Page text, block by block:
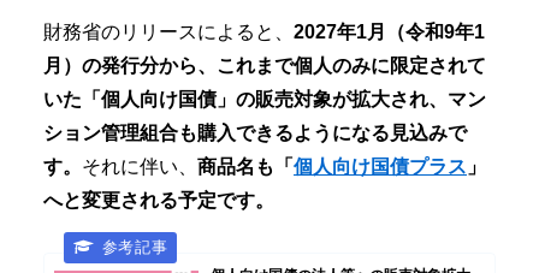
財務省のリリースによると、 2027年1月（令和9年1
月）の発行分から、これまで個人のみに限定されて
いた「個人向け国債」の販売対象が拡大され、マン
ション管理組合も購入できるようになる見込みで
す。 それに伴い、 商品名も「 個人向け国債プラス 」
へと変更される予定です。